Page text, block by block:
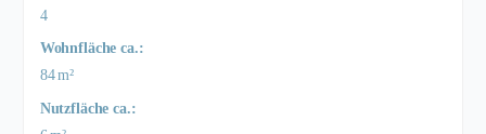
4
Wohnfläche ca.:
84 m²
Nutzfläche ca.: